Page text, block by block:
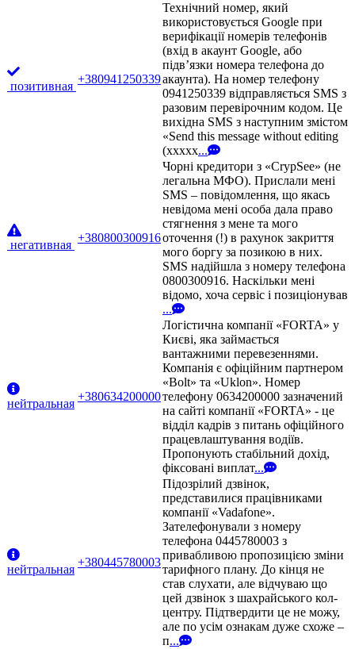
позитивная
+380941250339
Технічний номер, який
використовується Google при
верифікації номерів телефонів
(вхід в акаунт Google, або
підв’язки номера телефона до
акаунта). На номер телефону
0941250339 відправляється SMS з
разовим перевірочним кодом. Це
вихідна SMS з наступним змістом
«Send this message without editing
(xxxxx...
негативная
+380800300916
Чорні кредитори з «CrypSee» (не
легальна МФО). Прислали мені
SMS – повідомлення, що якась
невідома мені особа дала право
стягнення з мене та мого
оточення (!) в рахунок закриття
мого боргу за позикою в них.
SMS надійшла з номеру телефона
0800300916. Наскільки мені
відомо, хоча сервіс і позиціонував
...
нейтральная
+380634200000
Логістична компанії «FORTA» у
Києві, яка займається
вантажними перевезеннями.
Компанія є офіційним партнером
«Bolt» та «Uklon». Номер
телефону 0634200000 зазначений
на сайті компанії «FORTA» - це
відділ кадрів з питань офіційного
працевлаштування водіїв.
Пропонують стабільний дохід,
фіксовані виплат...
нейтральная
+380445780003
Підозрілий дзвінок,
представилися працівниками
компанії «Vadafone».
Зателефонували з номеру
телефона 0445780003 з
привабливою пропозицією зміни
тарифного плану. До кінця не
став слухати, але відчуваю що
цей дзвінок з шахрайського кол-
центру. Підтвердити це не можу,
але по усім ознакам дуже схоже –
п...